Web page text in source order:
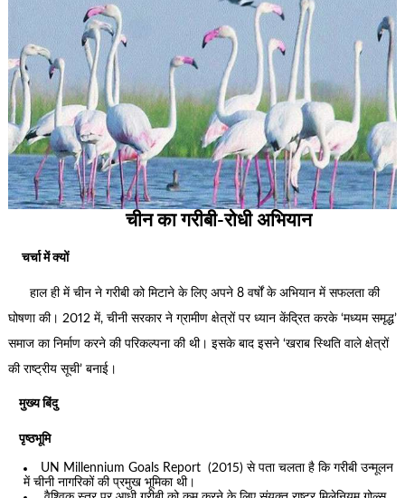
चीन का गरीबी-रोधी अभियान
चर्चा में क्यों
हाल ही में चीन ने गरीबी को मिटाने के लिए अपने 8 वर्षों के अभियान में सफलता की
घोषणा की। 2012 में, चीनी सरकार ने ग्रामीण क्षेत्रों पर ध्यान केंद्रित करके ‘मध्यम समृद्ध’
समाज का निर्माण करने की परिकल्पना की थी। इसके बाद इसने ‘खराब स्थिति वाले क्षेत्रों
की राष्ट्रीय सूची’ बनाई।
मुख्य बिंदु
पृष्ठभूमि
UN Millennium Goals Report (2015) से पता चलता है कि गरीबी उन्मूलन
में चीनी नागरिकों की प्रमुख भूमिका थी।